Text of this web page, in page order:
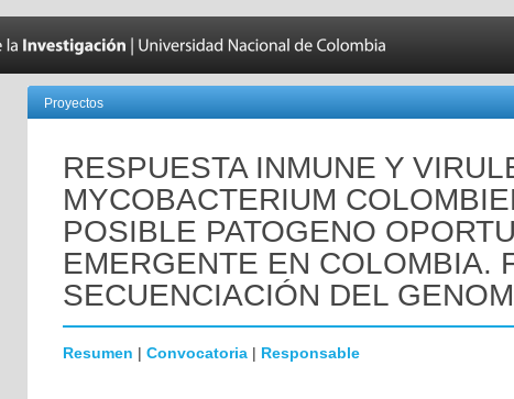
Proyectos
RESPUESTA INMUNE Y
MYCOBACTERIUM
POSIBLE PATOGENO
EMERGENTE EN COLOMBIA.
SECUENCIACIÓN DEL
Resumen | Convocatoria | Responsable